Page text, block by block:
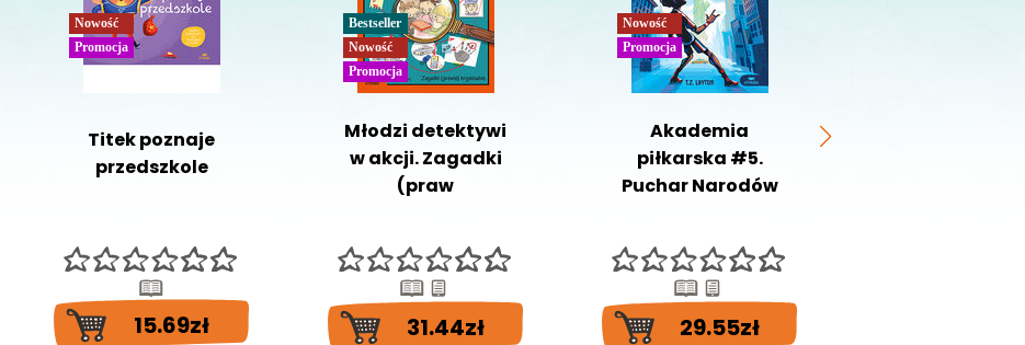
Nowość
Promocja
Titek poznaje
przedszkole
15.69zł
Bestseller
Nowość
Promocja
Młodzi detektywi
w akcji. Zagadki
(praw
31.44zł
Nowość
Promocja
Akademia
piłkarska #5.
Puchar Narodów
29.55zł